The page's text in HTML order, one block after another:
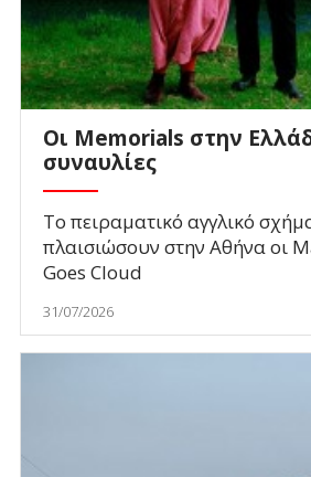
Οι Memorials στην
συναυλίες
Το πειραματικό αγγλικό
πλαισιώσουν στην Αθήνα οι
Goes Cloud
31/07/2026